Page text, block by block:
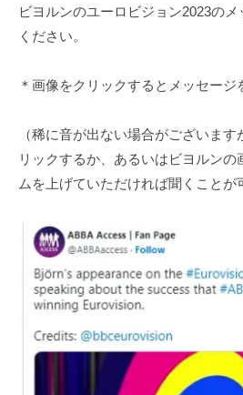
ビヨルンのユーロビジョン2023の
ください。
＊画像をクリックするとメッセー
（稀に音が出ない場合がございま
リックするか、あるいはビヨルン
ムを上げていただければ聞くことが